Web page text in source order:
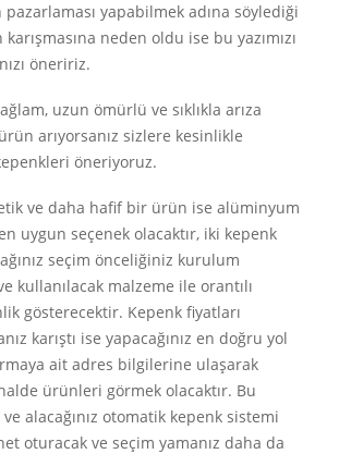
yapabilmek adına söylediği
karışmasına neden oldu ise bu yazımızı
öneririz.
uzun ömürlü ve sıklıkla arıza
arıyorsanız sizlere kesinlikle
öneriyoruz.
ve daha hafif bir ürün ise alüminyum
uygun seçenek olacaktır, iki kepenk
seçim önceliğiniz kurulum
kullanılacak malzeme ile orantılı
gösterecektir. Kepenk fiyatları
karıştı ise yapacağınız en doğru yol
ait adres bilgilerine ulaşarak
ürünleri görmek olacaktır. Bu
alacağınız otomatik kepenk sistemi
oturacak ve seçim yamanız daha da